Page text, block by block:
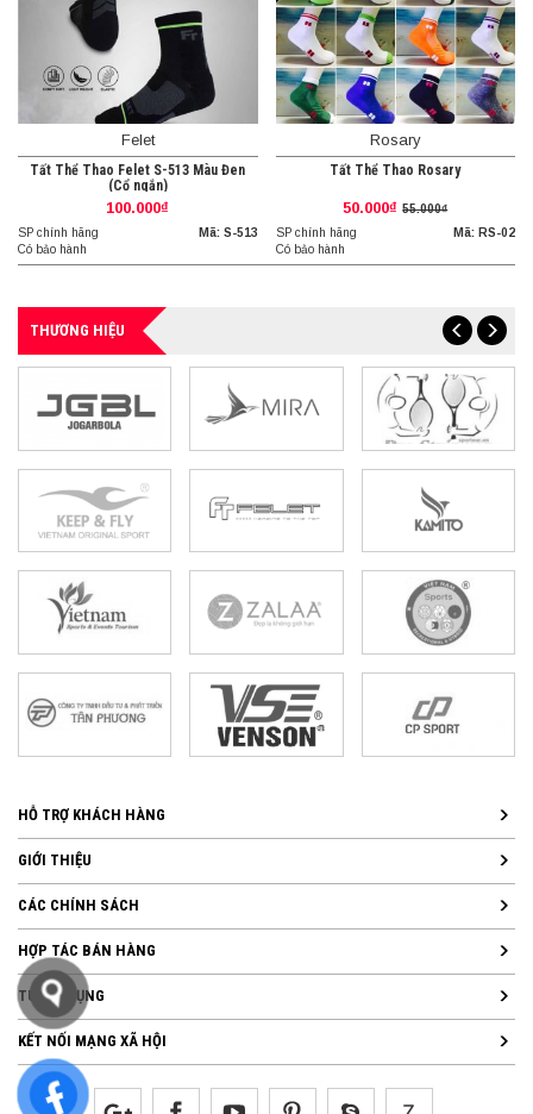
Felet
Tất Thể Thao Felet S-513 Màu Đen
(Cổ ngắn)
100.000₫
SP chính hãng
Có bảo hành
Mã: S-513
Rosary
Tất Thể Thao Rosary
50.000₫ 55.000₫
SP chính hãng
Có bảo hành
Mã: RS-02
THƯƠNG HIỆU
HỖ TRỢ KHÁCH HÀNG
GIỚI THIỆU
CÁC CHÍNH SÁCH
HỢP TÁC BÁN HÀNG
TUYỂN DỤNG
KẾT NỐI MẠNG XÃ HỘI